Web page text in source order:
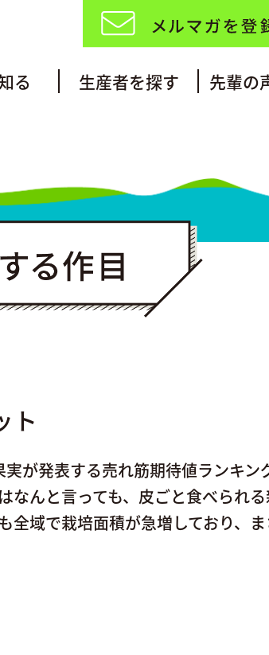
る 生産者を探す 先輩の
ト
が発表する売れ筋期待値ランキン
なんと言っても、皮ごと食べられ
全域で栽培面積が急増しており、